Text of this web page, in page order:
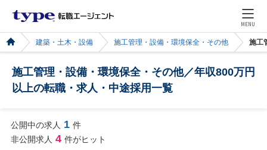
MENU
建築・土木・設備 施工管理・設備・環境保全・その他 施工
施工管理・設備・環境保全・その他／年収800万円
以上の転職・求人・中途採用一覧
公開中の求人 1 件
非公開求人 4 件がヒット